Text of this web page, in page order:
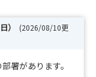
）
(2026/08/10更
署があります。